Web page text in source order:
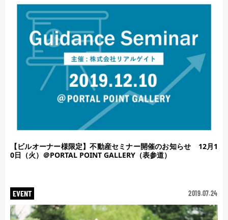
【ビルオーナー様限定】不動産セミナー開催のお知らせ 12月1
0日（火）＠PORTAL POINT GALLERY（表参道）
EVENT 2019.07.24